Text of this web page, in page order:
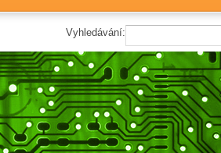
Vyhledávání: